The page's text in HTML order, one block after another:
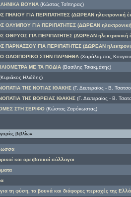
ΒΟΥΝΑ(Κώστας Τσίπηρας)
ΠΗΛΙΟΥ ΓΙΑ ΠΕΡΙΠΑΤΗΤΕΣ (ΔΩΡΕΑΝ ηλεκτρονική
ΟΛΥΜΠΟΥ ΓΙΑ ΠΕΡΙΠΑΤΗΤΕΣ (ΔΩΡΕΑΝ
ΟΘΡΥΟΣ ΓΙΑ ΠΕΡΙΠΑΤΗΤΕΣ (ΔΩΡΕΑΝ ηλεκτρονική
ΠΑΡΝΑΣΣΟΥ ΓΙΑ ΠΕΡΙΠΑΤΗΤΕΣ (ΔΩΡΕΑΝ
ΟΔΟΙΠΟΡΙΚΟ ΣΤΗΝ ΠΑΡΝΗΘΑ(Χαράλαμπος
ΜΕ ΤΑ ΠΟΔΙΑ(Βασίλης Τσιακμάκης)
Ηλιάδης)
ΤΗΣ ΝΟΤΙΑΣ ΙΘΑΚΗΣ(Γ. Δευτεραίος - Β.
ΤΗΣ ΒΟΡΕΙΑΣ ΙΘΑΚΗΣ(Γ. Δευτεραίος - Β.
ΣΤΗ ΣΕΡΙΦΟ(Κώστας Ζαρόκωστας)
βιβλίων:
και ορειβατικοί σύλλογοι
τη φύση, τα βουνά και διάφορες περιοχές της